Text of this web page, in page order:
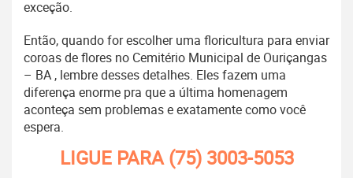
exceção.
Então, quando for escolher uma floricultura para enviar
coroas de flores no Cemitério Municipal de Ouriçangas
– BA , lembre desses detalhes. Eles fazem uma
diferença enorme pra que a última homenagem
aconteça sem problemas e exatamente como você
espera.
LIGUE PARA(75) 3003-5053